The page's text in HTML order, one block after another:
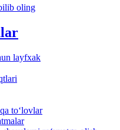
oling
layfхak
toʻlovlar